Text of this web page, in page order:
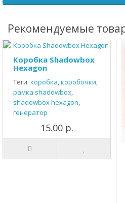
Рекомендуемые
Коробка Shadowbox
Hexagon
Теги: коробка,коробочки,
рамка shadowbox,
shadowbox hexagon,
генератор
15.00 р.